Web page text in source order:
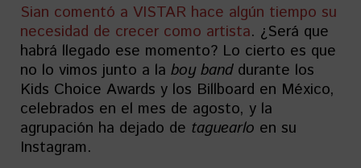
Sian comentó a VISTAR hace algún tiempo su
necesidad de crecer como artista. ¿Será que
habrá llegado ese momento? Lo cierto es que
no lo vimos junto a la boy banddurante los
Kids Choice Awards y los Billboard en México,
celebrados en el mes de agosto, y la
agrupación ha dejado de taguearlo en su
Instagram.